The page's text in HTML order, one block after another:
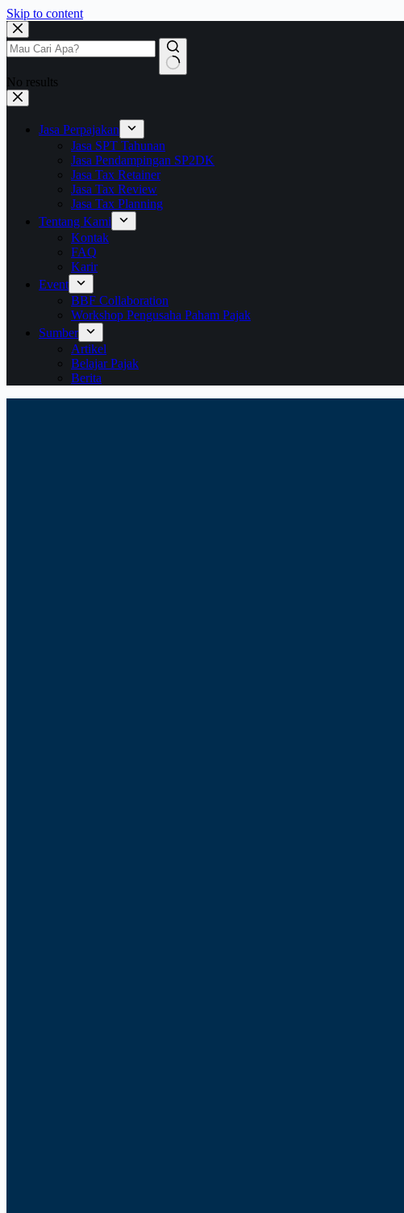
Skip to content
No results
Jasa Perpajakan
Jasa SPT Tahunan
Jasa Pendampingan SP2DK
Jasa Tax Retainer
Jasa Tax Review
Jasa Tax Planning
Tentang Kami
Kontak
FAQ
Karir
Event
BBF Collaboration
Workshop Pengusaha Paham Pajak
Sumber
Artikel
Belajar Pajak
Berita